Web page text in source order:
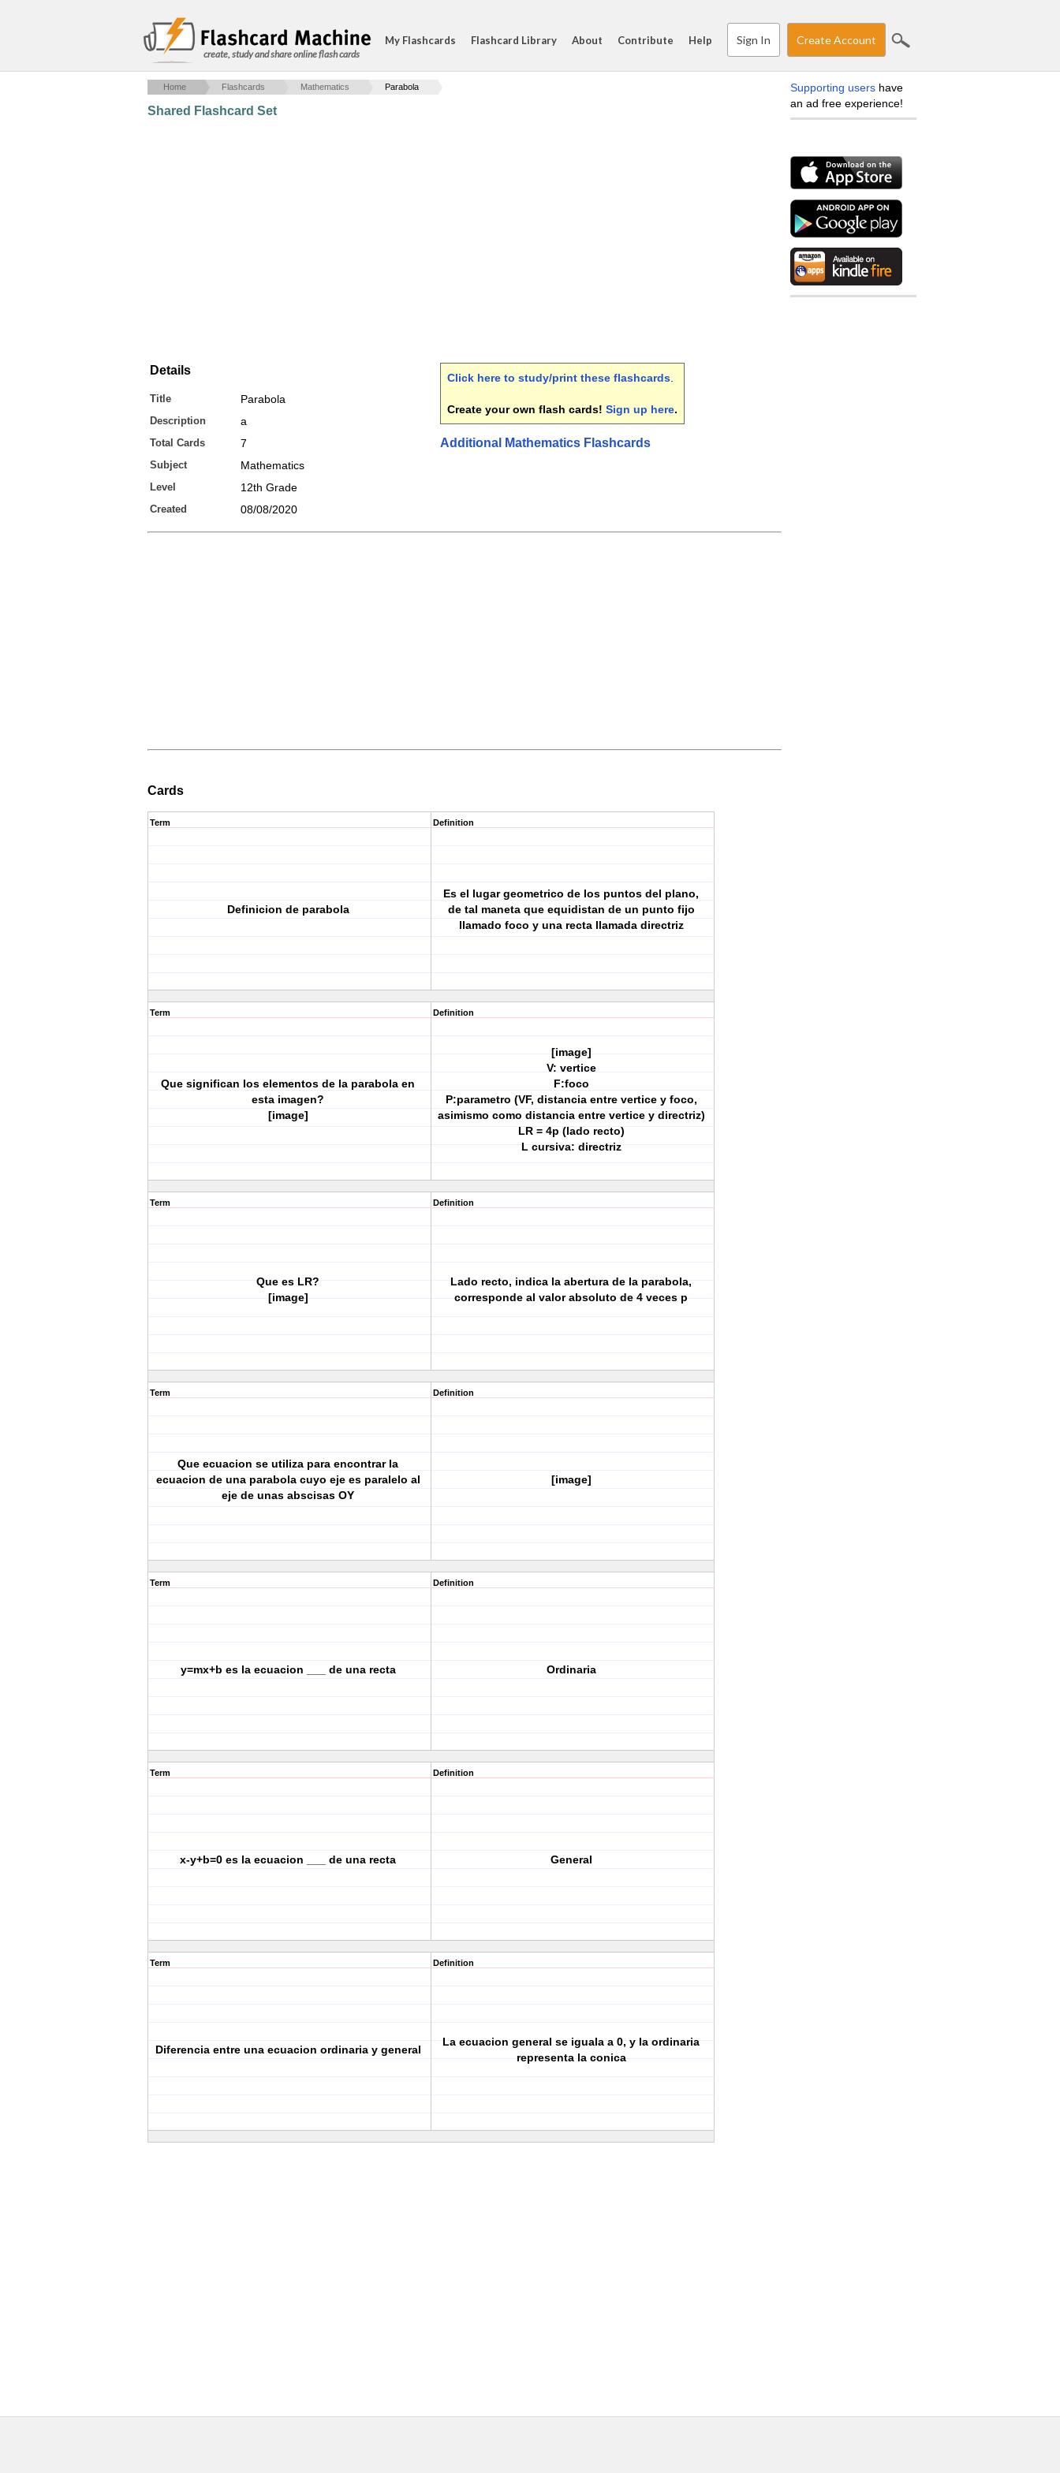
create, study and share online flash cards
My Flashcards Flashcard Library About Contribute Help Sign In Create Account
Home Flashcards Mathematics Parabola
Shared Flashcard Set
Details
Title Parabola
Description a
Total Cards 7
Subject Mathematics
Level 12th Grade
Created 08/08/2020
Click here to study/print these flashcards
Create your own flash cards! Sign up here.
Additional Mathematics Flashcards
Cards
Term
Definicion de parabola
Definition
Es el lugar geometrico de los puntos del plano,
de tal maneta que equidistan de un punto fijo
llamado foco y una recta llamada directriz
Term
Que significan los elementos de la parabola en
esta imagen?
[image]
Definition
[image]
V: vertice
F:foco
P:parametro (VF, distancia entre vertice y foco,
asimismo como distancia entre vertice y directriz)
LR = 4p (lado recto)
L cursiva: directriz
Term
Que es LR?
[image]
Definition
Lado recto, indica la abertura de la parabola,
corresponde al valor absoluto de 4 veces p
Term
Que ecuacion se utiliza para encontrar la
ecuacion de una parabola cuyo eje es paralelo al
eje de unas abscisas OY
Definition
[image]
Term
y=mx+b es la ecuacion ___ de una recta
Definition
Ordinaria
Term
x-y+b=0 es la ecuacion ___ de una recta
Definition
General
Term
Diferencia entre una ecuacion ordinaria y general
Definition
La ecuacion general se iguala a 0, y la ordinaria
representa la conica
Supporting users have
an ad free experience!